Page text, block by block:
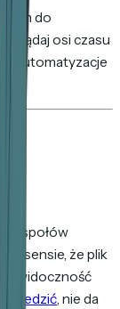
do
osi czasu
automatyzacje
zespołów
sensie, że plik
widoczność
śledzić, nie da